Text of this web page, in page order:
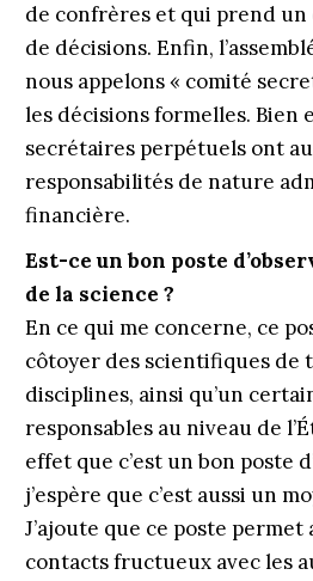
de confrères et qui prend
de décisions. Enfin,
nous appelons « comité
les décisions formelles. Bien
secrétaires perpétuels ont
responsabilités de nature
financière.
Est-ce un bon poste
de la science ?
En ce qui me concerne, ce
côtoyer des scientifiques de
disciplines, ainsi qu’un
responsables au niveau de
effet que c’est un bon poste
j’espère que c’est aussi un
J’ajoute que ce poste permet
contacts fructueux avec les